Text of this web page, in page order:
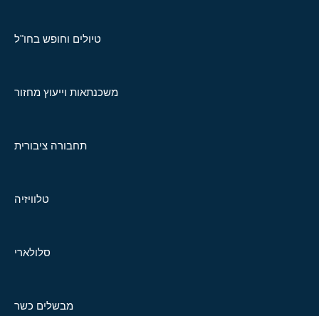
טיולים וחופש בחו"ל
משכנתאות וייעוץ מחזור
תחבורה ציבורית
טלוויזיה
סלולארי
מבשלים כשר